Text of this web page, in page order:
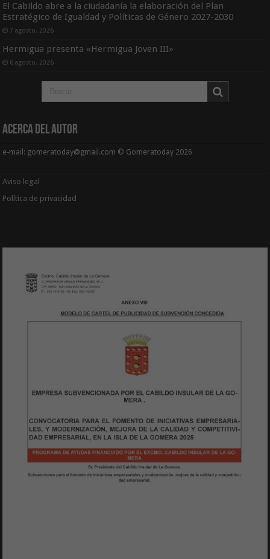
El Cabildo abre a la ciudadanía la elaboración del Plan
Estratégico de Igualdad y Políticas de Género 2027-2030
7 agosto, 2026
Hermigua presenta «Hermigua Joven III»
6 agosto, 2026
Acerca del Autor
e-mail: gomeratoday@gmail.com © Gomeratoday 2026
Aviso legal
Política de privacidad